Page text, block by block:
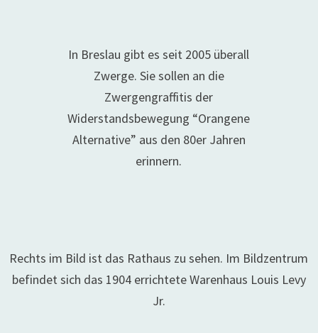
In Breslau gibt es seit 2005 überall
Zwerge. Sie sollen an die
Zwergengraffitis der
Widerstandsbewegung “Orangene
Alternative” aus den 80er Jahren
erinnern.
Rechts im Bild ist das Rathaus zu sehen. Im Bildzentrum
befindet sich das 1904 errichtete Warenhaus Louis Levy
Jr.